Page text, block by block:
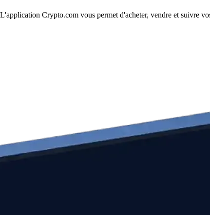
Crypto.com vous permet d'acheter, vendre et suivre